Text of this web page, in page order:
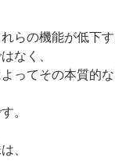
らの機能が低下す
なく、
ってその本質的
。
、